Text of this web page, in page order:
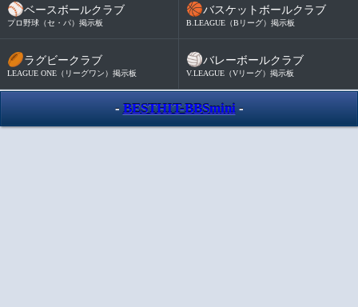
⚾ベースボールクラブ
プロ野球（セ・パ）掲示板
🏀バスケットボールクラブ
B.LEAGUE（Bリーグ）掲示板
🏉ラグビークラブ
LEAGUE ONE（リーグワン）掲示板
🏐バレーボールクラブ
V.LEAGUE（Vリーグ）掲示板
- BESTHIT-BBSmini-